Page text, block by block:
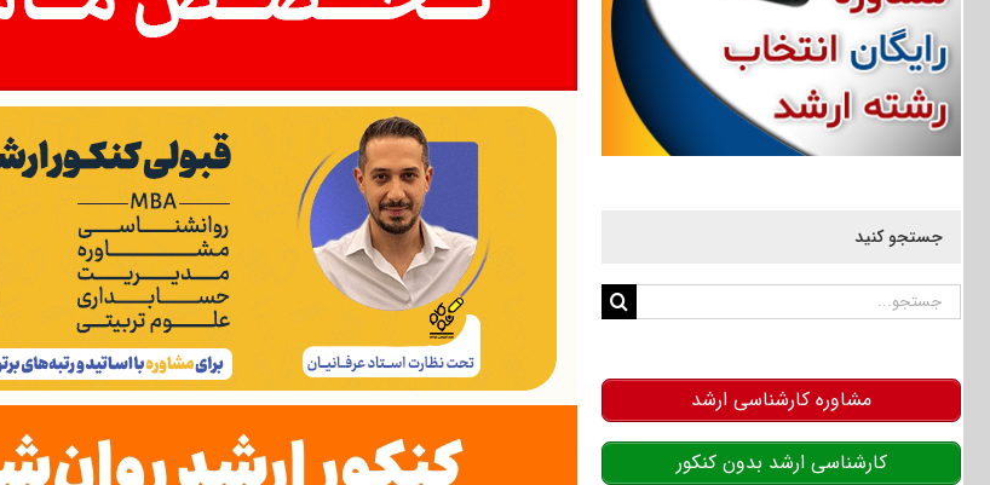
جستجو کنید
جستجو
مشاوره کارشناسی ارشد
کارشناسی ارشد بدون کنکور